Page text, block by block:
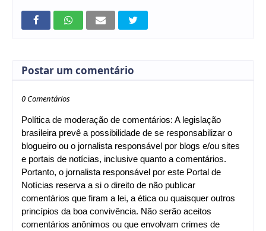
Postar um comentário
0 Comentários
Política de moderação de comentários: A legislação
brasileira prevê a possibilidade de se responsabilizar o
blogueiro ou o jornalista responsável por blogs e/ou sites
e portais de notícias, inclusive quanto a comentários.
Portanto, o jornalista responsável por este Portal de
Notícias reserva a si o direito de não publicar
comentários que firam a lei, a ética ou quaisquer outros
princípios da boa convivência. Não serão aceitos
comentários anônimos ou que envolvam crimes de